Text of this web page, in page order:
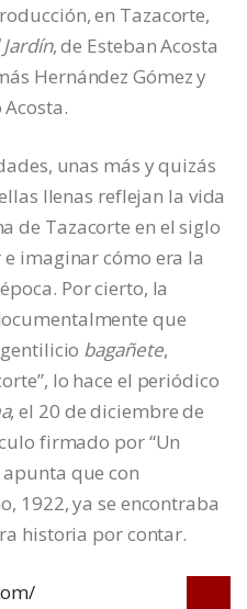
en Tazacorte,
Jardín, de Esteban Acosta
Hernández Gómez y
unas más y quizás
llenas reflejan la vida
de Tazacorte en el siglo
e imaginar cómo era la
Por cierto, la
que
bagañete,
lo hace el periódico
, el 20 de diciembre de
firmado por “Un
apunta que con
1922, ya se encontraba
historia por contar.